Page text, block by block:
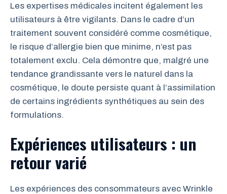
Les expertises médicales incitent également les
utilisateurs à être vigilants. Dans le cadre d’un
traitement souvent considéré comme cosmétique,
le risque d’allergie bien que minime, n’est pas
totalement exclu. Cela démontre que, malgré une
tendance grandissante vers le naturel dans la
cosmétique, le doute persiste quant à l’assimilation
de certains ingrédients synthétiques au sein des
formulations.
Expériences utilisateurs : un
retour varié
Les expériences des consommateurs avec Wrinkle